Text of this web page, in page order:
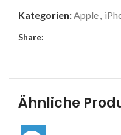
Kategorien: Apple
Share:
Ähnliche